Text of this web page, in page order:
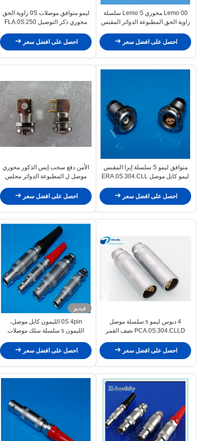
Lemo 00 محوري Lemo S سلسلة
زاوية الحق المطبوعة الدوائر المقبس
احصل على افضل سعر
ليمو متوافق موصلات 0S زاوية الحق
محوري ذكر التوصيل FLA.0S.250
احصل على افضل سعر
متوافق ليمو S سلسلة إيرا المقبس
ليمو كابل موصل ERA.0S.304.CLL
احصل على افضل سعر
الأمن دفع سحب إبس الذكور محوري
موصل ل المطبوعة الدوائر مجلس
احصل على افضل سعر
4 دبوس ليمو s سلسلة موصل
PCA.0S.304.CLLD نصف القمر
احصل على افضل سعر
فيديو
0S 4pin الليمون كابل موصل،
الليمون s سلسلة سلك موصلات
احصل على افضل سعر